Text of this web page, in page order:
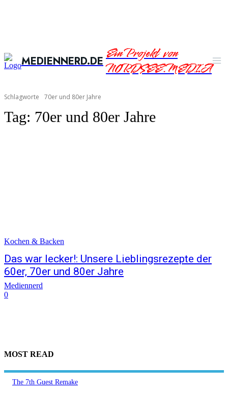
MEDIENNERD.DEEin Projekt von
NORDSEE.MEDIA
Schlagworte 70er und 80er Jahre
Tag: 70er und 80er Jahre
Kochen & Backen
Das war lecker!: Unsere Lieblingsrezepte der
60er, 70er und 80er Jahre
Mediennerd
0
MOST READ
The 7th Guest Remake